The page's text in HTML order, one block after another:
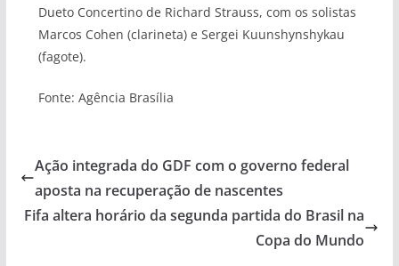
Dueto Concertino de Richard Strauss, com os solistas
Marcos Cohen (clarineta) e Sergei Kuunshynshykau
(fagote).
Fonte: Agência Brasília
Ação integrada do GDF com o governo federal
aposta na recuperação de nascentes
Fifa altera horário da segunda partida do Brasil na
Copa do Mundo